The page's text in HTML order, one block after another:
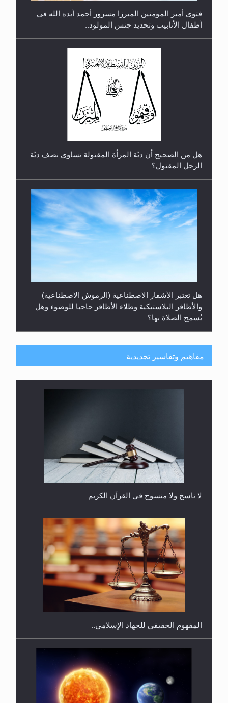
رأيٌ في لغة المسيح الموعود عليه السلام.. 4...
فتوى أمير المؤمنين الميرزا مسرور أحمد أيده الله في
أطفال الأنابيب وتحديد جنس المولود..
هل من الصحيح أن ديّة المرأة المقتولة تساوي نصف ديّة
الرجل المقتول؟
هل تعتبر الأشفار الاصطناعية (الرموش الاصطناعية)
والأظافر البلاستيكية وطلاء الأظافر حاجبا للوضوء وهل
يُسمح الصلاة بها؟
هل يُحسب حول الزكاة وفق السنة الميلادية أو الهجرية؟
هل يجوز فتح مشروع كوافير نسائي للمحجبات وغير
المحجبات؟
مفاهيم وتفاسير تجديدية
لا ناسخ ولا منسوخ في القرآن الكريم
المفهوم الحقيقي للجهاد الإسلامي..